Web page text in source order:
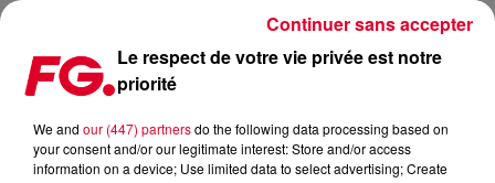
MARTIN GARRIX: EPISODE 6 (VIDEO)
Publié : 29 décembre 2016 à 10h53 par La rédaction
Le respect de votre vie privée est notre
priorité
We and our (447) partnersdo the following data processing based on
your consent and/or our legitimate interest: Store and/or access
information on a device; Use limited data to select advertising; Create
Continuer sans accepter